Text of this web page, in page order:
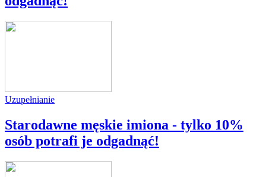
Uzupełnianie
Starodawne męskie imiona - tylko 10%
osób potrafi je odgadnąć!